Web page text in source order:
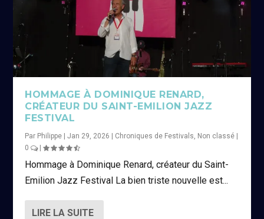
HOMMAGE À DOMINIQUE RENARD,
CRÉATEUR DU SAINT-EMILION JAZZ
FESTIVAL
Par Philippe |Jan 29, 2026 | Chroniques de Festivals Non classé |
0
|
Hommage à Dominique Renard, créateur du Saint-
Emilion Jazz Festival La bien triste nouvelle est...
LIRE LA SUITE